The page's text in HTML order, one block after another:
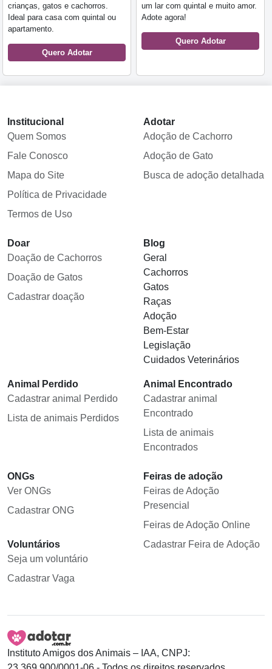
crianças, gatos e cachorros.
Ideal para casa com quintal ou
apartamento.
Quero Adotar
um lar com quintal e muito amor.
Adote agora!
Quero Adotar
Institucional
Quem Somos
Fale Conosco
Mapa do Site
Política de Privacidade
Termos de Uso
Adotar
Adoção de Cachorro
Adoção de Gato
Busca de adoção detalhada
Doar
Doação de Cachorros
Doação de Gatos
Cadastrar doação
Blog
Geral
Cachorros
Gatos
Raças
Adoção
Bem-Estar
Legislação
Cuidados Veterinários
Animal Perdido
Cadastrar animal Perdido
Lista de animais Perdidos
Animal Encontrado
Cadastrar animal
Encontrado
Lista de animais
Encontrados
ONGs
Ver ONGs
Cadastrar ONG
Voluntários
Seja um voluntário
Cadastrar Vaga
Feiras de adoção
Feiras de Adoção
Presencial
Feiras de Adoção Online
Cadastrar Feira de Adoção
Instituto Amigos dos Animais – IAA, CNPJ: